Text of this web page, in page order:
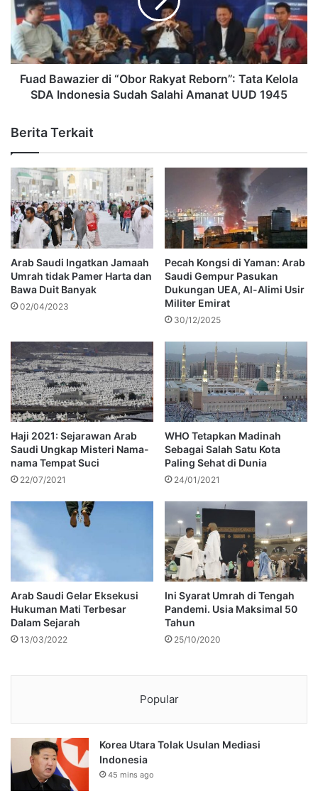
Fuad Bawazier di “Obor Rakyat Reborn”: Tata Kelola
SDA Indonesia Sudah Salahi Amanat UUD 1945
Berita Terkait
Arab Saudi Ingatkan Jamaah
Umrah tidak Pamer Harta dan
Bawa Duit Banyak
02/04/2023
Pecah Kongsi di Yaman: Arab
Saudi Gempur Pasukan
Dukungan UEA, Al-Alimi Usir
Militer Emirat
30/12/2025
Haji 2021: Sejarawan Arab
Saudi Ungkap Misteri Nama-
nama Tempat Suci
22/07/2021
WHO Tetapkan Madinah
Sebagai Salah Satu Kota
Paling Sehat di Dunia
24/01/2021
Arab Saudi Gelar Eksekusi
Hukuman Mati Terbesar
Dalam Sejarah
13/03/2022
Ini Syarat Umrah di Tengah
Pandemi. Usia Maksimal 50
Tahun
25/10/2020
Popular
Korea Utara Tolak Usulan Mediasi
Indonesia
45 mins ago